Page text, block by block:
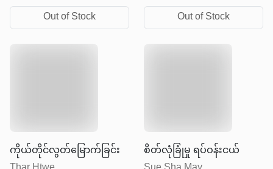
Out of Stock
Out of Stock
ကိုယ်တိုင်လွတ်မြောက်ခြင်း
စိတ်လုံခြုံမှု ရပ်ဝန်းငယ်